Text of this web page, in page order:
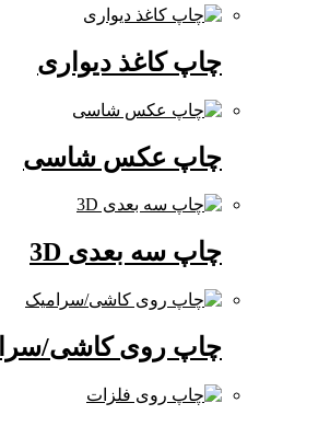
چاپ کاغذ دیواری
چاپ عکس شاسی
چاپ سه بعدی 3D
چاپ روی کاشی/سرامیک